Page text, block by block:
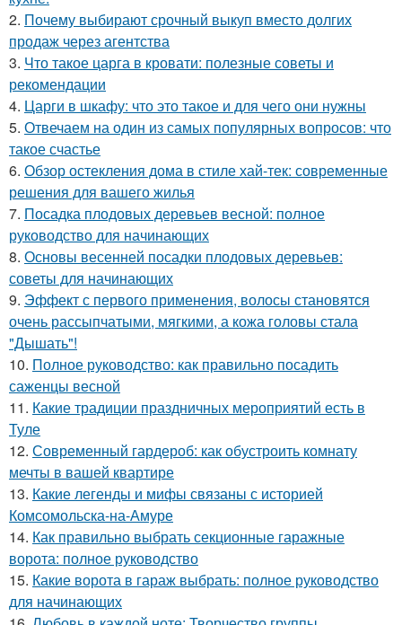
2. Почему выбирают срочный выкуп вместо долгих
продаж через агентства
3. Что такое царга в кровати: полезные советы и
рекомендации
4. Царги в шкафу: что это такое и для чего они нужны
5. Отвечаем на один из самых популярных вопросов: что
такое счастье
6. Обзор остекления дома в стиле хай-тек: современные
решения для вашего жилья
7. Посадка плодовых деревьев весной: полное
руководство для начинающих
8. Основы весенней посадки плодовых деревьев:
советы для начинающих
9. Эффект с первого применения, волосы становятся
очень рассыпчатыми, мягкими, а кожа головы стала
"Дышать"!
10. Полное руководство: как правильно посадить
саженцы весной
11. Какие традиции праздничных мероприятий есть в
Туле
12. Современный гардероб: как обустроить комнату
мечты в вашей квартире
13. Какие легенды и мифы связаны с историей
Комсомольска-на-Амуре
14. Как правильно выбрать секционные гаражные
ворота: полное руководство
15. Какие ворота в гараж выбрать: полное руководство
для начинающих